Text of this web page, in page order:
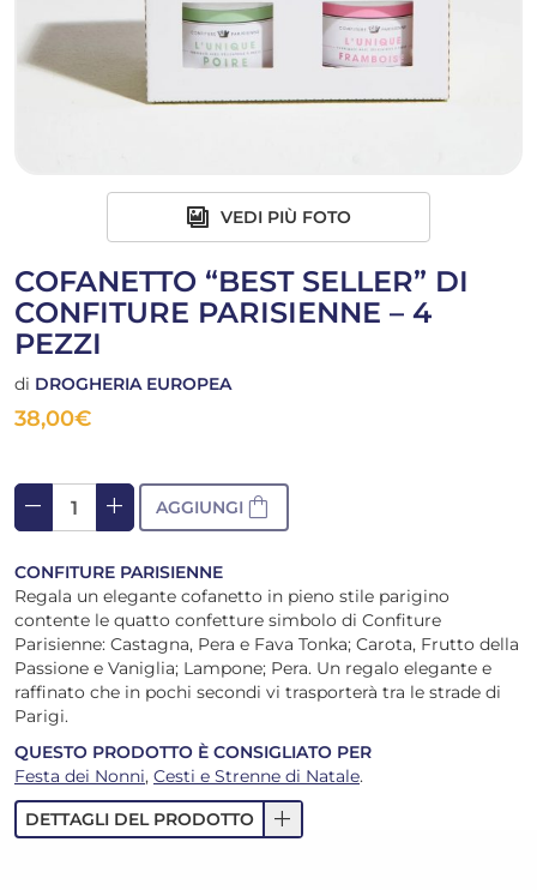
VEDI PIÙ FOTO
COFANETTO “BEST SELLER” DI
CONFITURE PARISIENNE – 4
PEZZI
di DROGHERIA EUROPEA
38,00€
remove add AGGIUNGI shopping_bag
CONFITURE PARISIENNE
Regala un elegante cofanetto in pieno stile parigino
contente le quatto confetture simbolo di Confiture
Parisienne: Castagna, Pera e Fava Tonka; Carota, Frutto della
Passione e Vaniglia; Lampone; Pera. Un regalo elegante e
raffinato che in pochi secondi vi trasporterà tra le strade di
Parigi.
QUESTO PRODOTTO È CONSIGLIATO PER
Festa dei Nonni, Cesti e Strenne di Natale.
DETTAGLI DEL PRODOTTO
add